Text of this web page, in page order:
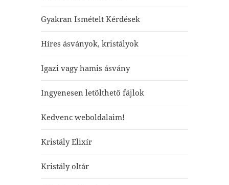
Gyakran Ismételt Kérdések
Híres ásványok, kristályok
Igazi vagy hamis ásvány
Ingyenesen letölthető fájlok
Kedvenc weboldalaim!
Kristály Elixír
Kristály oltár